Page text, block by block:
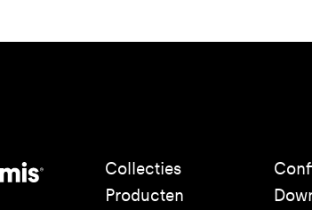
Collecties
Producten